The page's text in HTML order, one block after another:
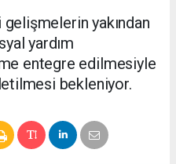
yakından
yardım
entegre edilmesiyle
bekleniyor.